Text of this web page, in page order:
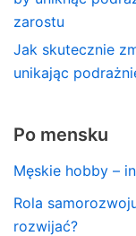
zarostu
Jak skutecznie
unikając
Po mensku
Męskie hobby –
Rola
rozwijać?